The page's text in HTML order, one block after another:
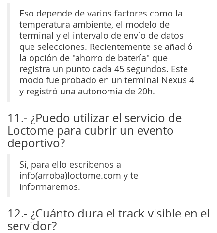
Eso depende de varios factores como la
temperatura ambiente, el modelo de
terminal y el intervalo de envío de datos
que selecciones. Recientemente se añadió
la opción de "ahorro de batería" que
registra un punto cada 45 segundos. Este
modo fue probado en un terminal Nexus 4
y registró una autonomía de 20h.
11.- ¿Puedo utilizar el servicio de
Loctome para cubrir un evento
deportivo?
Sí, para ello escríbenos a
info(arroba)loctome.com y te
informaremos.
12.- ¿Cuánto dura el track visible en el
servidor?